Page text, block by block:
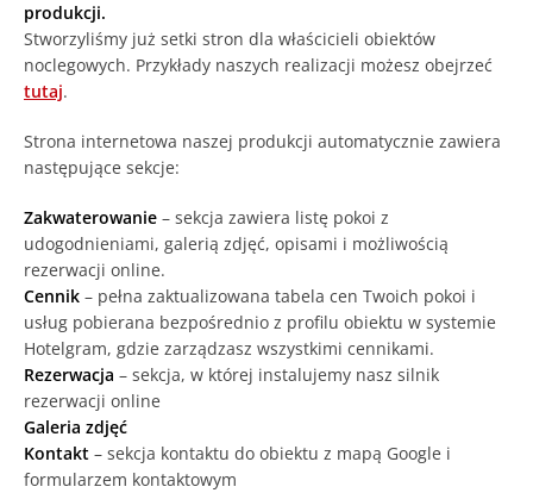
produkcji.
Stworzyliśmy już setki stron dla właścicieli obiektów
noclegowych. Przykłady naszych realizacji możesz obejrzeć
tutaj.
Strona internetowa naszej produkcji automatycznie zawiera
następujące sekcje:
Zakwaterowanie – sekcja zawiera listę pokoi z
udogodnieniami, galerią zdjęć, opisami i możliwością
rezerwacji online.
Cennik – pełna zaktualizowana tabela cen Twoich pokoi i
usług pobierana bezpośrednio z profilu obiektu w systemie
Hotelgram, gdzie zarządzasz wszystkimi cennikami.
Rezerwacja – sekcja, w której instalujemy nasz silnik
rezerwacji online
Galeria zdjęć
Kontakt – sekcja kontaktu do obiektu z mapą Google i
formularzem kontaktowym